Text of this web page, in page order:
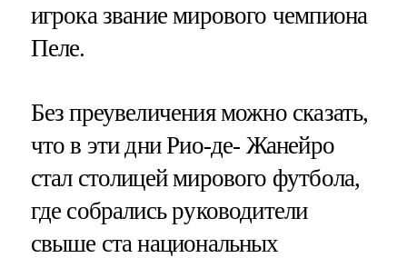
игрока звание мирового чемпиона
Пеле.
Без преувеличения можно сказать,
что в эти дни Рио-де- Жанейро
стал столицей мирового футбола,
где собрались руководители
свыше ста национальных